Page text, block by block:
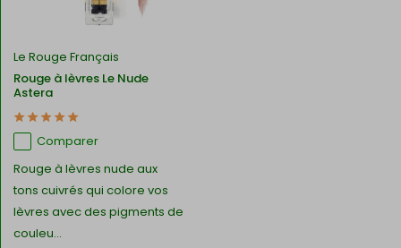
Le Rouge Français
Rouge à lèvres Le Nude
Astera
Comparer
Rouge à lèvres nude aux
tons cuivrés qui colore vos
lèvres avec des pigments de
couleu...